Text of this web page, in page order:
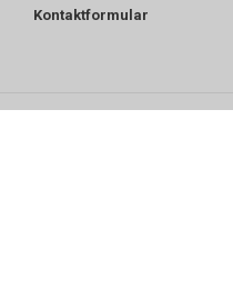
Kontaktformular